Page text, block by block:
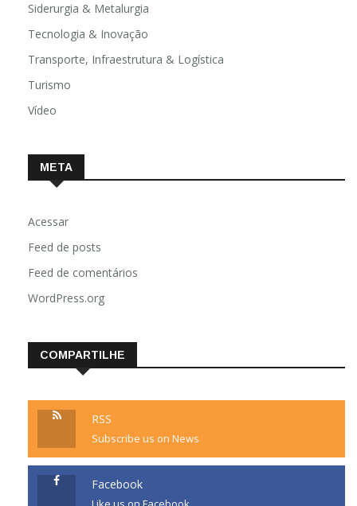
Siderurgia & Metalurgia
Tecnologia & Inovação
Transporte, Infraestrutura & Logística
Turismo
Vídeo
META
Acessar
Feed de posts
Feed de comentários
WordPress.org
COMPARTILHE
RSS
Subscribe us on News
Facebook